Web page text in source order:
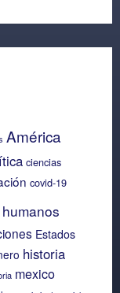
América
ciencias
covid-19
Estados
historia
mexico